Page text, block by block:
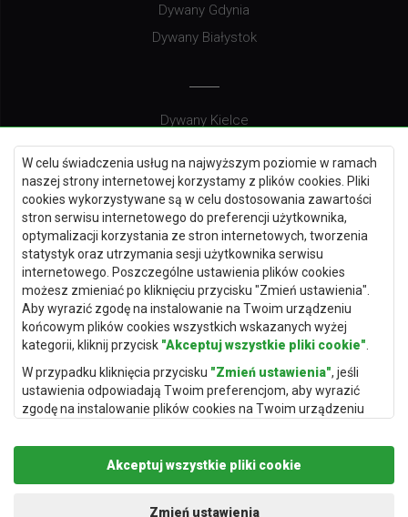
W celu świadczenia usług na najwyższym poziomie w ramach
naszej strony internetowej korzystamy z plików cookies. Pliki
cookies wykorzystywane są w celu dostosowania zawartości
stron serwisu internetowego do preferencji użytkownika,
optymalizacji korzystania ze stron internetowych, tworzenia
statystyk oraz utrzymania sesji użytkownika serwisu
internetowego. Poszczególne ustawienia plików cookies
możesz zmieniać po kliknięciu przycisku "Zmień ustawienia".
Aby wyrazić zgodę na instalowanie na Twoim urządzeniu
końcowym plików cookies wszystkich wskazanych wyżej
kategorii, kliknij przycisk "Akceptuj wszystkie pliki cookie"
W przypadku kliknięcia przycisku "Zmień ustawienia", jeśli
ustawienia odpowiadają Twoim preferencjom, aby wyrazić
zgodę na instalowanie plików cookies na Twoim urządzeniu
"Zapisz i zaakceptuj".
Podstawą przetwarzania danych osobowych, w zakresie w
administratora danych osobowych (Rugito Radosław Bartosik z
Akceptuj wszystkie pliki cookie
Zmień ustawienia
Dywany Gdynia
Dywany Białystok
Dywany Kielce
Dywany Gdańsk
Dywany Toruń
Dywany Bydgoszcz
Dywany Łódź
Dywany Katowice
Dywany Rzeszów
Dywany Częstochowa
Projekt i realizacja:dimax.pl